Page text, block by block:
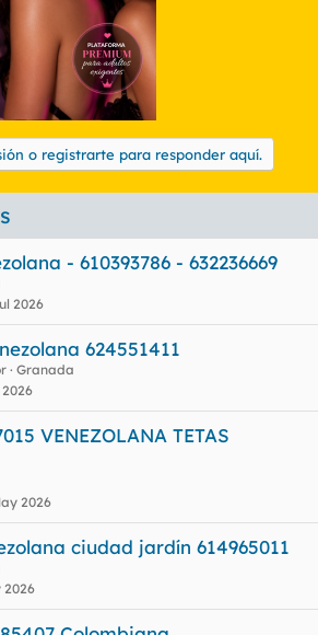
o registrarte para responder aquí.
- 610393786 - 632236669
2026
624551411
Granada
VENEZOLANA TETAS
2026
ciudad jardín 614965011
2026